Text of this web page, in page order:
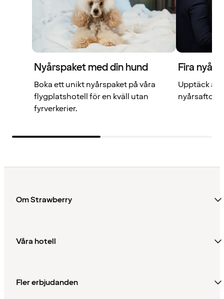
Nyårspaket med din hund
Boka ett unikt nyårspaket på våra
flygplatshotell för en kväll utan
fyrverkerier.
Fira nyår
Upptäck
nyårsafton
Om Strawberry
Våra hotell
Fler erbjudanden